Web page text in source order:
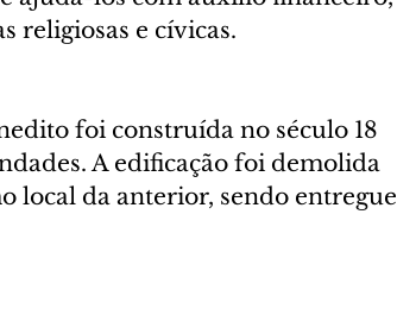
religiosas e cívicas.
foi construída no século 18
A edificação foi demolida
local da anterior, sendo entregue